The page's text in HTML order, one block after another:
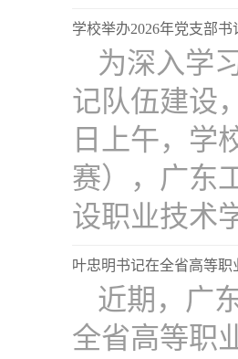
学校举办2026年党支部
为深入学
记队伍建设
日上午，学
赛），广东
设职业技术
叶忠明书记在全省高等
近期，广
全省高等职